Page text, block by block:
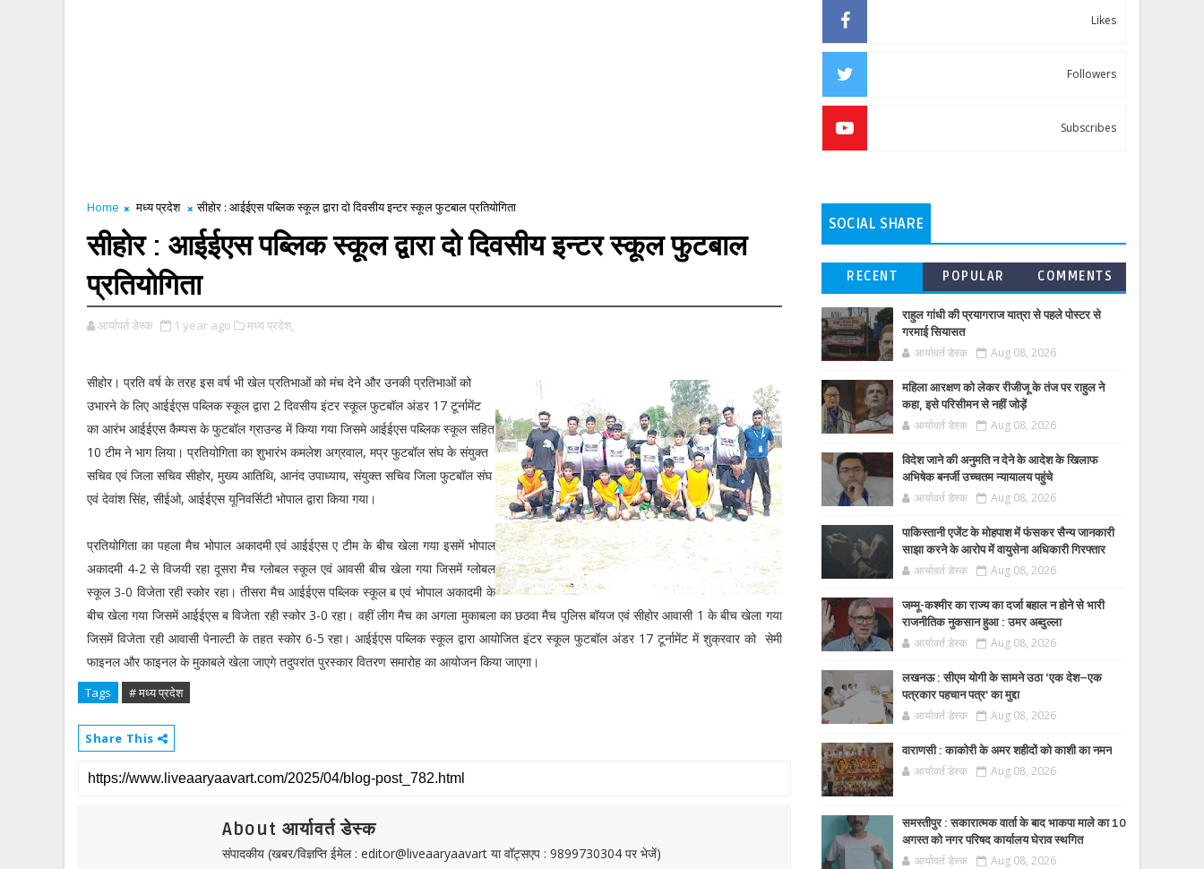
Home मध्य प्रदेश सीहोर : आईईएस पब्लिक स्कूल द्वारा दो दिवसीय इन्टर स्कूल फुटबाल प्रतियोगिता
सीहोर : आईईएस पब्लिक स्कूल द्वारा दो दिवसीय इन्टर स्कूल फुटबाल
प्रतियोगिता
आर्यावर्त डेस्क 1 year ago मध्य प्रदेश,
सीहोर। प्रति वर्ष के तरह इस वर्ष भी खेल प्रतिभाओं को मंच देने और उनकी प्रतिभाओं को
उभारने के लिए आईईएस पब्लिक स्कूल द्वारा 2 दिवसीय इंटर स्कूल फुटबॉल अंडर 17 टूर्नामेंट
का आरंभ आईईएस कैम्पस के फुटबॉल ग्राउन्ड में किया गया जिसमे आईईएस पब्लिक स्कूल सहित
10 टीम ने भाग लिया। प्रतियोगिता का शुभारंभ कमलेश अग्रवाल, मप्र फुटबॉल संघ के संयुक्त
सचिव एवं जिला सचिव सीहोर, मुख्य आतिथि, आनंद उपाध्याय, संयुक्त सचिव जिला फुटबॉल संघ
एवं देवांश सिंह, सीईओ, आईईएस यूनिवर्सिटी भोपाल द्वारा किया गया।
प्रतियोगिता का पहला मैच भोपाल अकादमी एवं आईईएस ए टीम के बीच खेला गया इसमें भोपाल
अकादमी 4-2 से विजयी रहा दूसरा मैच ग्लोबल स्कूल एवं आवसी बीच खेला गया जिसमें ग्लोबल
स्कूल 3-0 विजेता रही स्कोर रहा। तीसरा मैच आईईएस पब्लिक स्कूल ब एवं भोपाल अकादमी के
बीच खेला गया जिसमें आईईएस ब विजेता रही स्कोर 3-0 रहा। वहीं लीग मैच का अगला मुकाबला का छठवा मैच पुलिस बॉयज एवं सीहोर आवासी 1 के बीच खेला गया
जिसमें विजेता रही आवासी पेनाल्टी के तहत स्कोर 6-5 रहा। आईईएस पब्लिक स्कूल द्वारा आयोजित इंटर स्कूल फुटबॉल अंडर 17 टूर्नामेंट में शुक्रवार को सेमी
फाइनल और फाइनल के मुकाबले खेला जाएगे तदुपरांत पुरस्कार वितरण समारोह का आयोजन किया जाएगा।
Tags # मध्य प्रदेश
Share This
About आर्यावर्त डेस्क
संपादकीय (खबर/विज्ञप्ति ईमेल : editor@liveaaryaavart या वॉट्सएप : 9899730304 पर भेजें)
Likes
Followers
Subscribes
SOCIAL SHARE
RECENT POPULAR COMMENTS
राहुल गांधी की प्रयागराज यात्रा से पहले पोस्टर से
गरमाई सियासत
आर्यावर्त डेस्क Aug 08, 2026
महिला आरक्षण को लेकर रीजीजू के तंज पर राहुल ने
कहा, इसे परिसीमन से नहीं जोड़ें
आर्यावर्त डेस्क Aug 08, 2026
विदेश जाने की अनुमति न देने के आदेश के खिलाफ
अभिषेक बनर्जी उच्चतम न्यायालय पहुंचे
आर्यावर्त डेस्क Aug 08, 2026
पाकिस्तानी एजेंट के मोहपाश में फंसकर सैन्य जानकारी
साझा करने के आरोप में वायुसेना अधिकारी गिरफ्तार
आर्यावर्त डेस्क Aug 08, 2026
जम्मू-कश्मीर का राज्य का दर्जा बहाल न होने से भारी
राजनीतिक नुकसान हुआ : उमर अब्दुल्ला
आर्यावर्त डेस्क Aug 08, 2026
लखनऊ : सीएम योगी के सामने उठा ‘एक देश–एक
पत्रकार पहचान पत्र’ का मुद्दा
आर्यावर्त डेस्क Aug 08, 2026
वाराणसी : काकोरी के अमर शहीदों को काशी का नमन
आर्यावर्त डेस्क Aug 08, 2026
समस्तीपुर : सकारात्मक वार्ता के बाद भाकपा माले का 10
अगस्त को नगर परिषद कार्यालय घेराव स्थगित
आर्यावर्त डेस्क Aug 08, 2026